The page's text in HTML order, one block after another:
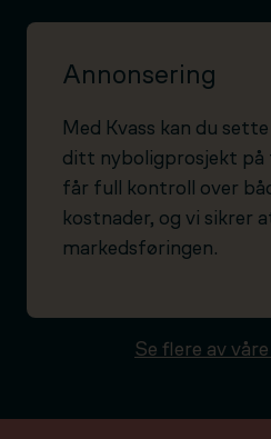
Annonsering
Med Kvass kan du
ditt nyboligprosjekt på
får full kontroll over
kostnader, og vi sikrer
markedsføringen.
Se flere av